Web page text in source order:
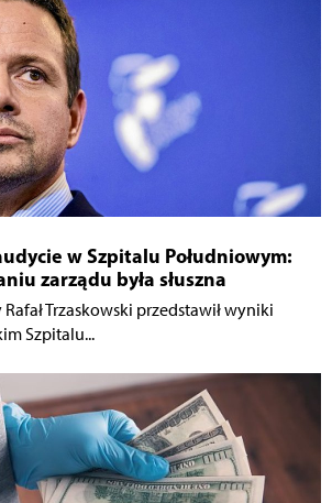
w Szpitalu Południowym:
zarządu była słuszna
Trzaskowski przedstawił wyniki
Szpitalu...